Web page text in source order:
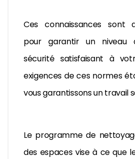
Ces connaissances sont
pour garantir un niveau
sécurité satisfaisant à
exigences de ces normes
vous garantissons un travail
Le programme de
des espaces vise à ce que